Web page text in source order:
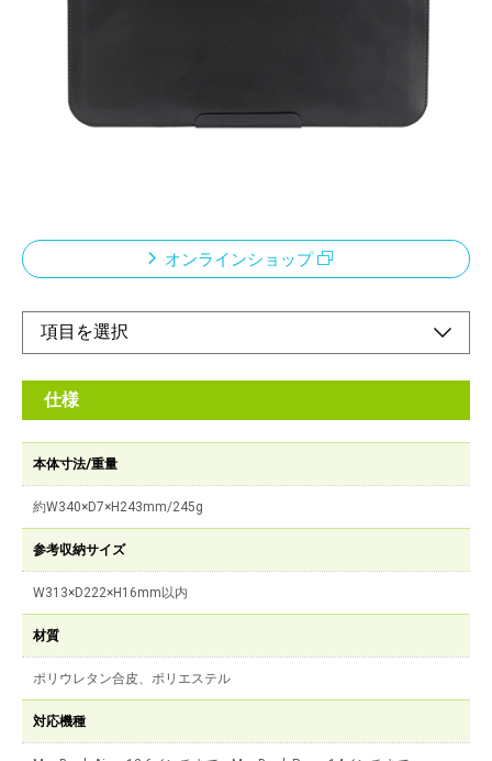
¥5,830
・PCスタンドに変形するPUレザー製スリップインケース。
・PCスタンドは高さ約4cm、マグネットで簡単に固定できま
オンラインショップ
仕様
本体寸法/重量
約W340×D7×H243mm/245g
参考収納サイズ
W313×D222×H16mm以内
材質
ポリウレタン合皮、ポリエステル
対応機種